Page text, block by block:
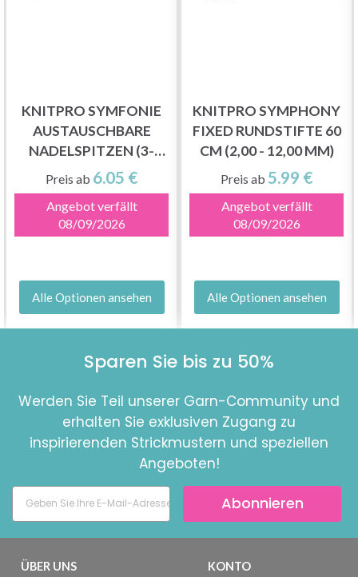
KNITPRO SYMFONIE
AUSTAUSCHBARE
NADELSPITZEN (3-
15.00MM)
Preis ab 6.05 €
Angebot verfällt
08/09/2026
Alle Optionen ansehen
KNITPRO SYMPHONY
FIXED RUNDSTIFTE 60
CM (2,00 - 12,00 MM)
Preis ab 5.99 €
Angebot verfällt
08/09/2026
Alle Optionen ansehen
Sparen Sie bis zu 50%
Werden Sie Teil unserer Garn-Community und
erhalten Sie exklusiven Zugang zu
inspirierenden Strickmustern und speziellen
Angeboten!
Abonnieren
ÜBER UNS KONTO